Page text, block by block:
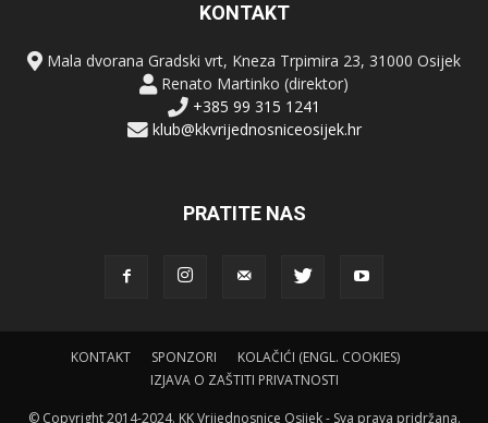
KONTAKT
Mala dvorana Gradski vrt, Kneza Trpimira 23, 31000 Osijek
Renato Martinko (direktor)
+385 99 315 1241
klub@kkvrijednosniceosijek.hr
PRATITE NAS
KONTAKT SPONZORI
KOLAČIĆI (ENGL. COOKIES)
IZJAVA O ZAŠTITI PRIVATNOSTI
© Copyright 2014-2024. KK Vrijednosnice Osijek - Sva prava pridržana.